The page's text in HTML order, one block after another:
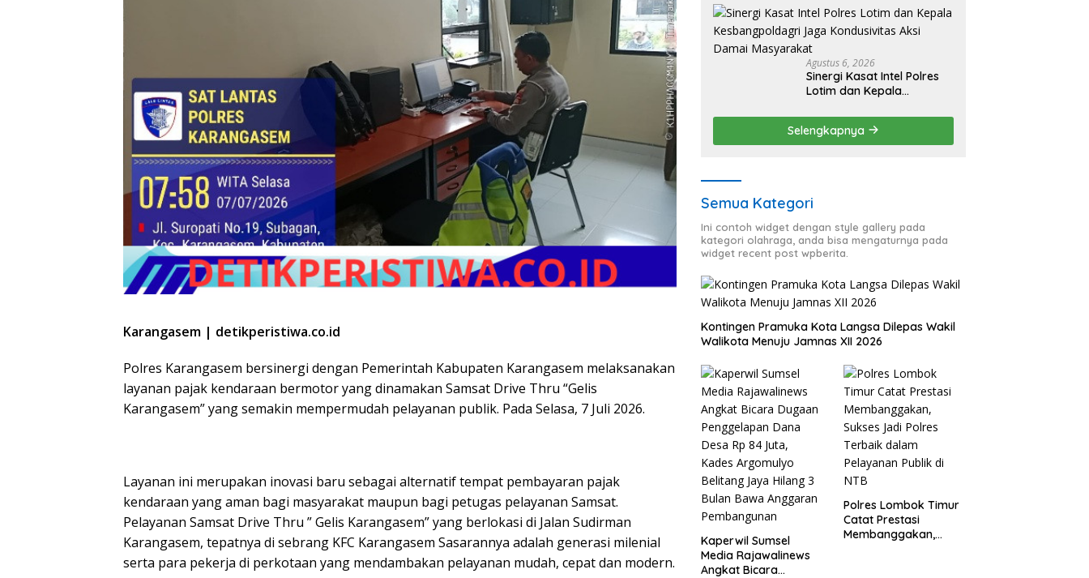
Karangasem | detikperistiwa.co.id
Polres Karangasem bersinergi dengan Pemerintah Kabupaten Karangasem melaksanakan
layanan pajak kendaraan bermotor yang dinamakan Samsat Drive Thru “Gelis
Karangasem” yang semakin mempermudah pelayanan publik. Pada Selasa, 7 Juli 2026.
Layanan ini merupakan inovasi baru sebagai alternatif tempat pembayaran pajak
kendaraan yang aman bagi masyarakat maupun bagi petugas pelayanan Samsat.
Pelayanan Samsat Drive Thru ” Gelis Karangasem” yang berlokasi di Jalan Sudirman
Karangasem, tepatnya di sebrang KFC Karangasem Sasarannya adalah generasi milenial
serta para pekerja di perkotaan yang mendambakan pelayanan mudah, cepat dan modern.
Kerawanan hingga
Sambut Agenda Kapolri
Agustus 6, 2026
Sinergi Kasat Intel Polres
Lotim dan Kepala
Kondusivitas Aksi Damai
Masyarakat
Selengkapnya
Semua Kategori
Ini contoh widget dengan style gallery pada
kategori olahraga, anda bisa mengaturnya pada
widget recent post wpberita.
Kontingen Pramuka Kota Langsa Dilepas Wakil
Walikota Menuju Jamnas XII 2026
Kaperwil Sumsel
Media Rajawalinews
Angkat Bicara
Polres Lombok Timur
Catat Prestasi
Membanggakan,